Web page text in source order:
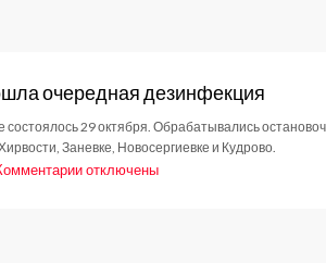
очередная дезинфекция
29 октября. Обрабатывались
Заневке, Новосергиевке и Кудрово.
котключены